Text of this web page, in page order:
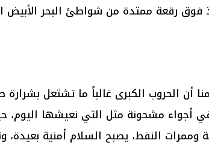
فوق رقعة ممتدة من شواطئ البحر
أن الحروب الكبرى غالباً ما تشتعل
أجواء مشحونة مثل التي نعيشها اليوم،
وممرات النفط، يصبح السلام أمنية